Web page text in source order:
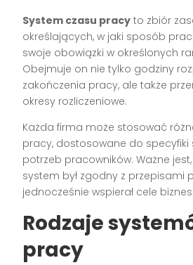
System czasu pracy to zbiór
określających, w jaki sposób
swoje obowiązki w określonych
Obejmuje on nie tylko godziny
zakończenia pracy, ale także
okresy rozliczeniowe.
Każda firma może stosować
pracy, dostosowane do specyfiki
potrzeb pracowników. Ważne
system był zgodny z przepisami
jednocześnie wspierał cele
Rodzaje
pracy